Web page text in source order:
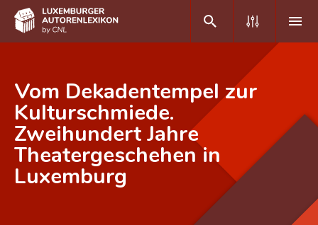
DE FR
Home
Autor(inn)en A-Z
Erweiterte Suche
Vom Dekadentempel zur
Kulturschmiede.
Zweihundert Jahre
Theatergeschehen in
Luxemburg